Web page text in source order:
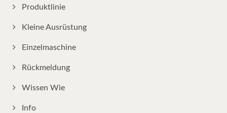
Produktlinie
Kleine Ausrüstung
Einzelmaschine
Rückmeldung
Wissen Wie
Info